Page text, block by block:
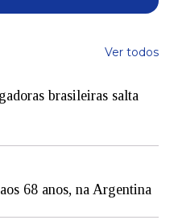
Ver todos
brasileiras salta
68 anos, na Argentina